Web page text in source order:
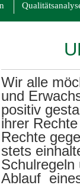
Wir alle
und
positiv
ihrer
Rechte
stets
Ablauf